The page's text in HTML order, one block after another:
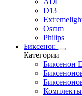
ADL
D13
Osram
Philips
Биксенон
Категории
Биксенон
Комплекты